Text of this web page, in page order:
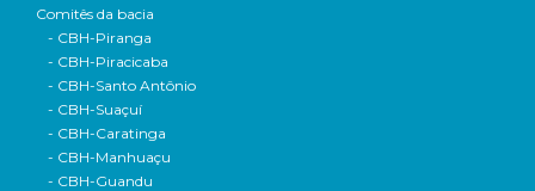
Comitês da bacia
- CBH-Piranga
- CBH-Piracicaba
- CBH-Santo Antônio
- CBH-Suaçuí
- CBH-Caratinga
- CBH-Manhuaçu
- CBH-Guandu